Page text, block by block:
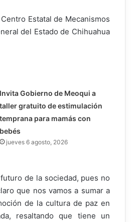
Estatal de Mecanismos
del Estado de Chihuahua
Invita Gobierno de Meoqui a
taller gratuito de estimulación
temprana para mamás con
bebés
jueves 6 agosto, 2026
de la sociedad, pues no
que nos vamos a sumar a
de la cultura de paz en
resaltando que tiene un